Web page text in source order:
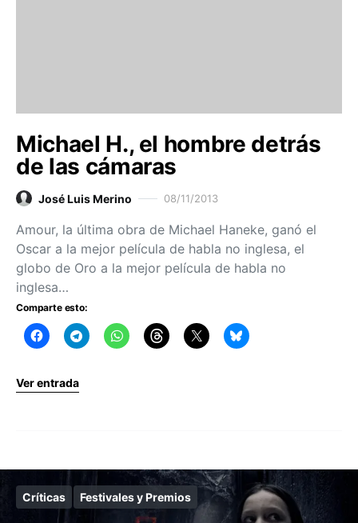
Michael H., el hombre detrás
de las cámaras
José Luis Merino 08/11/2013
Amour, la última obra de Michael Haneke, ganó el
Oscar a la mejor película de habla no inglesa, el
globo de Oro a la mejor película de habla no
inglesa…
Comparte esto:
Ver entrada
Críticas Festivales y Premios